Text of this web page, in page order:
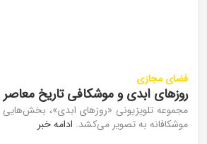
فضای مجازی
روزهای ابدی و موشکافی تاریخ معاصر
مجموعه تلویزیونی «روز‌های ابدی»، بخش‌هایی
موشکافانه به تصویر می‌کشد. ادامه خبر